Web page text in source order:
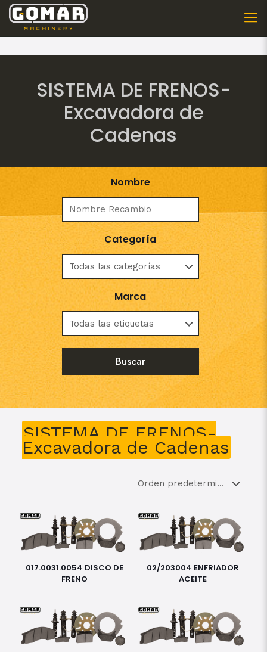
SISTEMA DE FRENOS-
Excavadora de
Cadenas
Nombre
Categoría
Marca
SISTEMA DE FRENOS-
Excavadora de Cadenas
017.0031.0054 DISCO DE
FRENO
02/203004 ENFRIADOR
ACEITE